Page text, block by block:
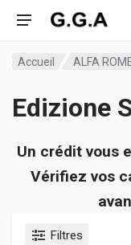
Accueil ALFA
Edizione
Un crédit vous
Vérifiez vos
Filtres